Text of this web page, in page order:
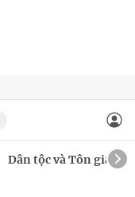
Dân tộc và Tôn giáo